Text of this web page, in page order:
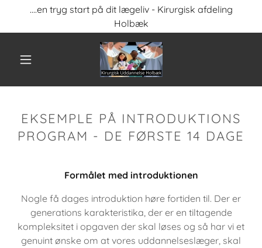
....en tryg start på dit lægeliv - Kirurgisk afdeling
Holbæk
EKSEMPLE PÅ INTRODUKTIONS
PROGRAM - DE FØRSTE 14 DAGE
Formålet med introduktionen
Nogle få dages introduktion høre fortiden til. Der er
generations karakteristika, der er en tiltagende
kompleksitet i opgaven der skal løses og så har vi et
genuint ønske om at vores uddannelseslæger, skal